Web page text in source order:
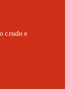
crudo e